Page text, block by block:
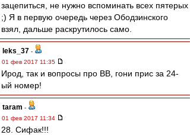
зацепиться, не нужно вспоминать всех пятерых
;) Я в первую очередь через Ободзинского
взял, дальше раскрутилось само.
leks_37 -
01 фев 2017 11:35
Ирод, так и вопросы про ВВ, гони прис за 24-
ый номер!
taram -
01 фев 2017 11:34
28. Сифак!!!